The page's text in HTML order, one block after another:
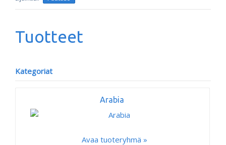
Tuotteet
Kategoriat
Arabia
Avaa tuoteryhmä »